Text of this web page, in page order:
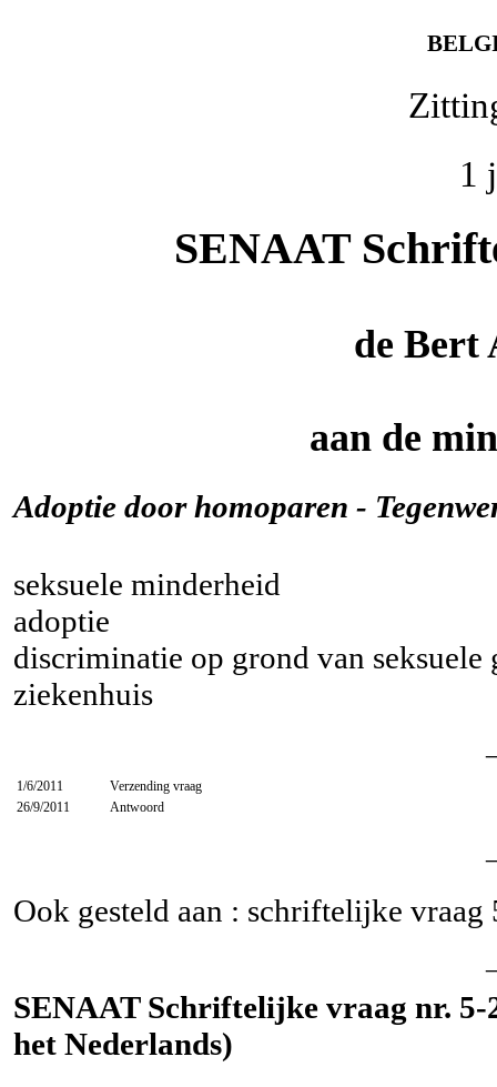
1
SENAAT
de Bert
aan de
Adoptie door homoparen -
seksuele minderheid
adoptie
discriminatie op grond van seksuele
ziekenhuis
1/6/2011
Verzending vraag
26/9/2011
Antwoord
Ook gesteld aan : schriftelijke vraag
SENAAT Schriftelijke vraag nr. 5-
het Nederlands)